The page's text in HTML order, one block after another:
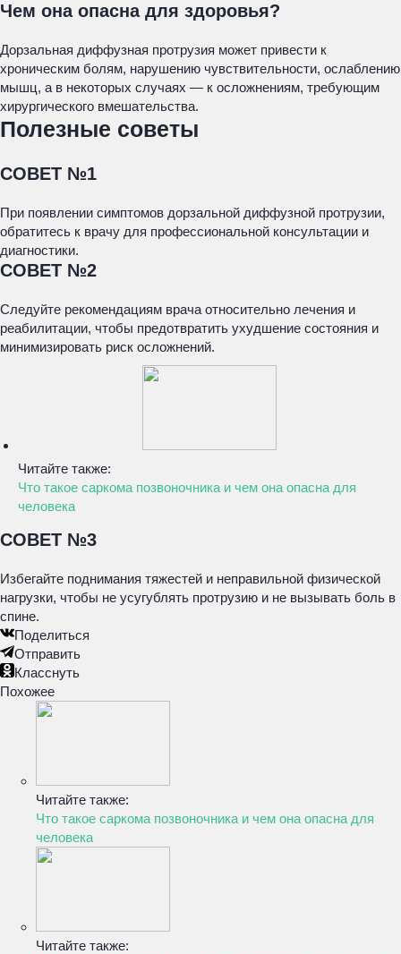
Чем она опасна для здоровья?
Дорзальная диффузная протрузия может привести к
хроническим болям, нарушению чувствительности, ослаблению
мышц, а в некоторых случаях — к осложнениям, требующим
хирургического вмешательства.
Полезные советы
СОВЕТ №1
При появлении симптомов дорзальной диффузной протрузии,
обратитесь к врачу для профессиональной консультации и
диагностики.
СОВЕТ №2
Следуйте рекомендациям врача относительно лечения и
реабилитации, чтобы предотвратить ухудшение состояния и
минимизировать риск осложнений.
Читайте также:
Что такое саркома позвоночника и чем она опасна для
человека
СОВЕТ №3
Избегайте поднимания тяжестей и неправильной физической
нагрузки, чтобы не усугублять протрузию и не вызывать боль в
спине.
Поделиться
Отправить
Класснуть
Похожее
Читайте также:
Что такое саркома позвоночника и чем она опасна для
человека
Читайте также: